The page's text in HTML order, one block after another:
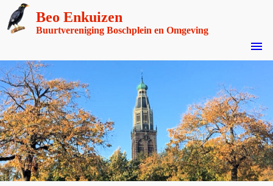
Beo Enkuizen
Buurtvereniging Boschplein en Omgeving
menu